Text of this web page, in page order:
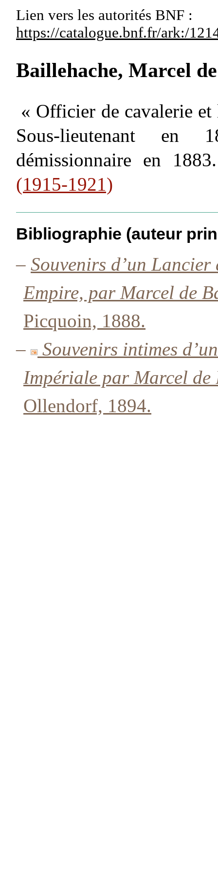
Lien vers les autorités BNF :
https://catalogue.bnf.fr/ark:/
Baillehache, Marcel de
« Officier de cavalerie
Sous-lieutenant en
démissionnaire en
(1915-1921)
Bibliographie (auteur
– Souvenirs d’un Lancier
Empire, par Marcel de
Picquoin, 1888.
–
Souvenirs intimes
Impériale par Marcel de
Ollendorf, 1894.